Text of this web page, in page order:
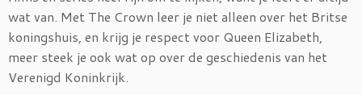
wat van. Met The Crown leer je niet alleen over het Britse
koningshuis, en krijg je respect voor Queen Elizabeth,
meer steek je ook wat op over de geschiedenis van het
Verenigd Koninkrijk.